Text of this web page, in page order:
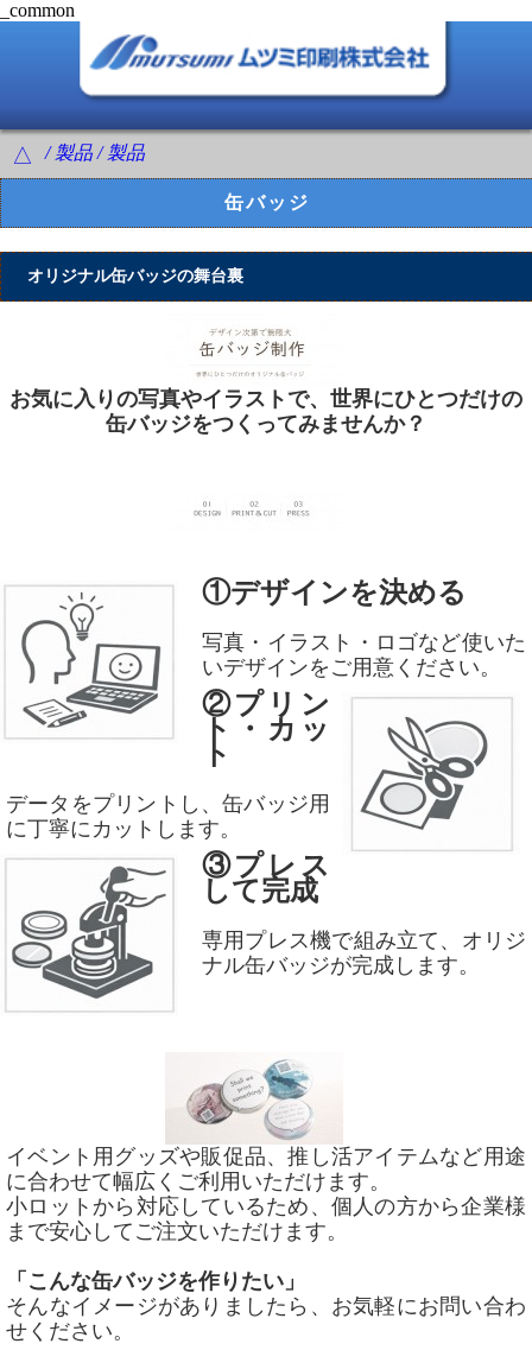
_common
△ / 製品 / 製品
缶バッジ
オリジナル缶バッジの舞台裏
お気に入りの写真やイラストで、世界にひとつだけの
缶バッジをつくってみませんか？
①デザインを決める
写真・イラスト・ロゴなど使いた
いデザインをご用意ください。
②プリン
ト・カッ
ト
データをプリントし、缶バッジ用
に丁寧にカットします。
③プレス
して完成
専用プレス機で組み立て、オリジ
ナル缶バッジが完成します。
イベント用グッズや販促品、推し活アイテムなど用途
に合わせて幅広くご利用いただけます。
小ロットから対応しているため、個人の方から企業様
まで安心してご注文いただけます。
「こんな缶バッジを作りたい」
そんなイメージがありましたら、お気軽にお問い合わ
せください。